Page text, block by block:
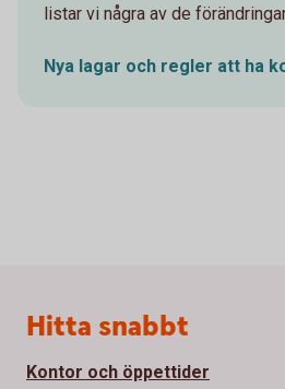
listar vi några av de
Nya lagar och regler att ha
Sidfot
Hitta snabbt
Kontor och öppettider